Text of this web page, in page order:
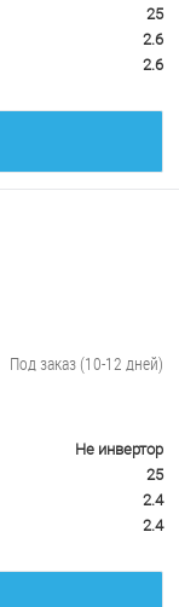
25
2.6
2.6
Под заказ (10-12 дней)
Не инвертор
25
2.4
2.4